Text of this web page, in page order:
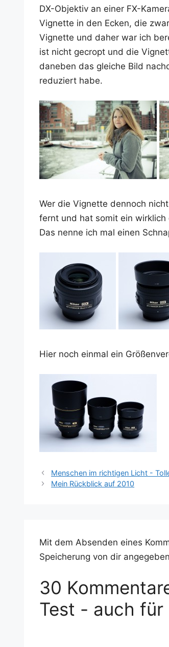
DX-Objek­tiv an einer FX-
Vignet­te in den Ecken, die
Vignet­te und daher war ich
ist nicht gecr­opt und die
dane­ben das glei­che Bild
redu­ziert habe.
Wer die Vignet­te den­noch
fernt und hat somit ein
Das nen­ne ich mal einen
Hier noch ein­mal ein
Menschen im richtigen Licht -
Mein Rückblick auf 2010
Mit dem Absenden eines
Speicherung von dir
30
Test - auch für